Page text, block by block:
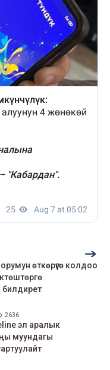
өткөрүүгө колдоо
2636
эл аралык
муундагы